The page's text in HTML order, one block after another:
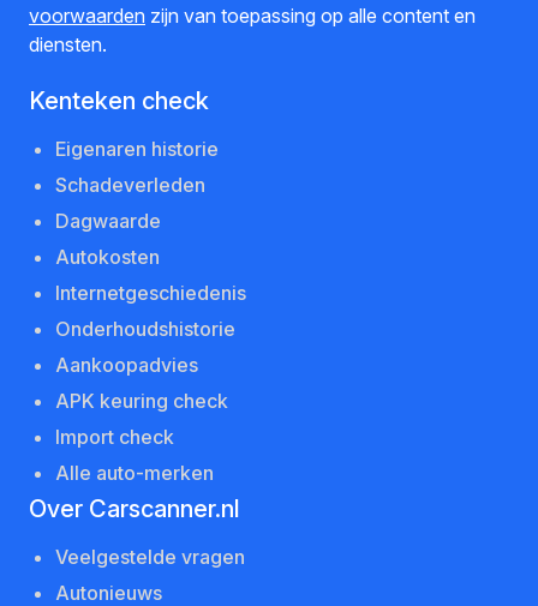
voorwaarden zijn van toepassing op alle content en
diensten.
Kenteken check
Eigenaren historie
Schadeverleden
Dagwaarde
Autokosten
Internetgeschiedenis
Onderhoudshistorie
Aankoopadvies
APK keuring check
Import check
Alle auto-merken
Over Carscanner.nl
Veelgestelde vragen
Autonieuws